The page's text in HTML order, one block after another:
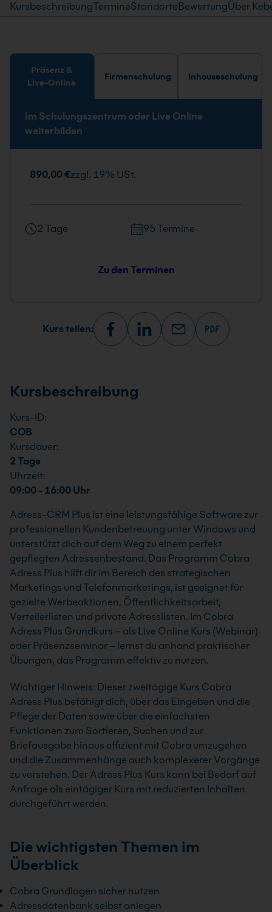
KursbeschreibungTermineStandorteBewertungÜber
Präsenz &
Live-Online
Firmenschulung Inhouseschulung
Im Schulungszentrum oder Live Online
weiterbilden
890,00 €zzgl. 19% USt.
2 Tage 95 Termine
Zu den Terminen
Kurs teilen:
Kursbeschreibung
Kurs-ID:
COB
Kursdauer:
2 Tage
Uhrzeit:
09:00 - 16:00 Uhr
Adress-CRM Plus ist eine leistungsfähige Software zur
professionellen Kundenbetreuung unter Windows und
unterstützt dich auf dem Weg zu einem perfekt
gepflegten Adressenbestand. Das Programm Cobra
Adress Plus hilft dir im Bereich des strategischen
Marketings und Telefonmarketings, ist geeignet für
gezielte Werbeaktionen, Öffentlichkeitsarbeit,
Verteilerlisten und private Adresslisten. Im Cobra
Adress Plus Grundkurs – als Live Online Kurs (Webinar)
oder Präsenzseminar – lernst du anhand praktischer
Übungen, das Programm effektiv zu nutzen.
Wichtiger Hinweis: Dieser zweitägige Kurs Cobra
Adress Plus befähigt dich, über das Eingeben und die
Pflege der Daten sowie über die einfachsten
Funktionen zum Sortieren, Suchen und zur
Briefausgabe hinaus effizient mit Cobra umzugehen
und die Zusammenhänge auch komplexerer Vorgänge
zu verstehen. Der Adress Plus Kurs kann bei Bedarf auf
Anfrage als eintägiger Kurs mit reduzierten Inhalten
durchgeführt werden.
Die wichtigsten Themen im
Überblick
Cobra Grundlagen sicher nutzen
Adressdatenbank selbst anlegen